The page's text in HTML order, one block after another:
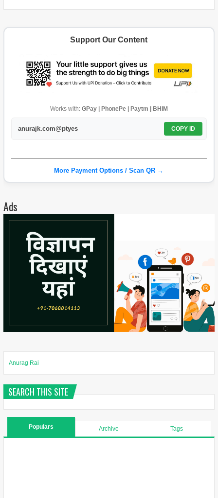
Support Our Content
Works with: GPay | PhonePe | Paytm | BHIM
anurajk.com@ptyes COPY ID
More Payment Options / Scan QR →
Ads
Anurag Rai
SEARCH THIS SITE
Populars Archive Tags